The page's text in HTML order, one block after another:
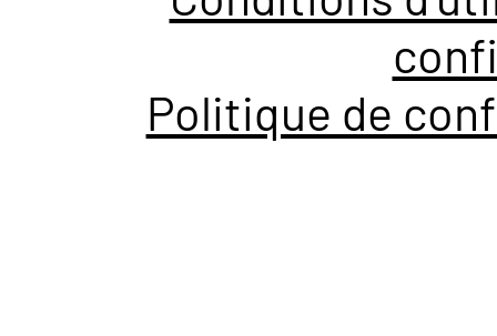
Politique de